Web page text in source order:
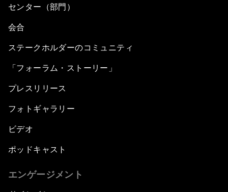
センター（部門）
会合
ステークホルダーのコミュニティ
「フォーラム・ストーリー」
プレスリリース
フォトギャラリー
ビデオ
ポッドキャスト
エンゲージメント